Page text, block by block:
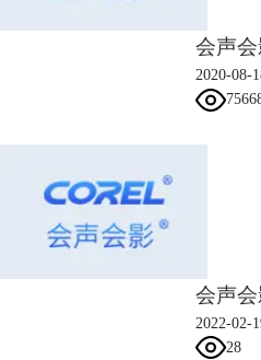
图3：Corel
全新的颜色分级、变形过渡功能，并
MultiCam Capture Lite。
会声
2020-08-
会声
2022-02-
28